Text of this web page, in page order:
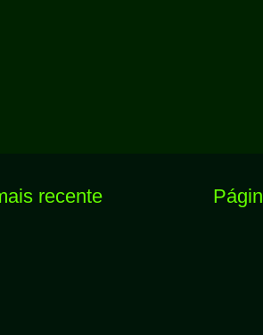
recente